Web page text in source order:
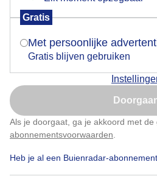
Gratis
Met persoonlijke
Gratis blijven gebruiken
Als je doorgaat, ga je akkoord met de
abonnementsvoorwaarden
Heb je al een Buienradar-
In Kortgene, Zeeland. De zon
regen om 14.00 uur, niet veel
Door: Geeske Harkema Gemaakt: 02-
Is goed, toon
Nu niet,
Klik hierom dit aan